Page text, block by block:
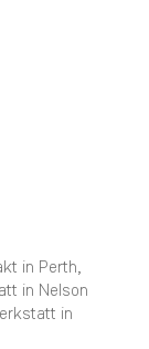
in Perth,
in Nelson
in